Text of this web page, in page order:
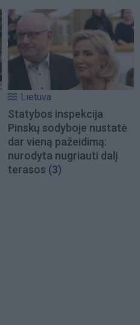
Lietuva
Statybos inspekcija
Pinskų sodyboje nustatė
dar vieną pažeidimą:
nurodyta nugriauti dalį
terasos (3)